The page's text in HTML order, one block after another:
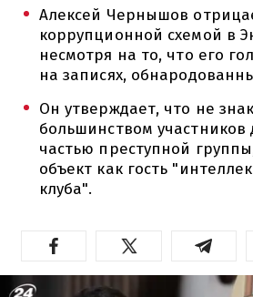
Алексей Чернышов
коррупционной схемой в
несмотря на то, что его
на записях,
Он утверждает, что не
большинством
частью преступной
объект как гость
клуба".